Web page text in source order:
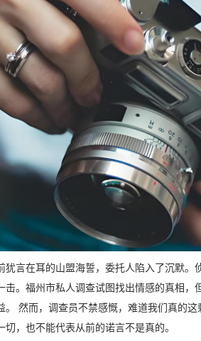
犹言在耳的山盟海誓，委托人陷入了沉默
击。福州市私人调查试图找出情感的真相
。 然而，调查员不禁感慨，难道我们真的
切，也不能代表从前的诺言不是真的。